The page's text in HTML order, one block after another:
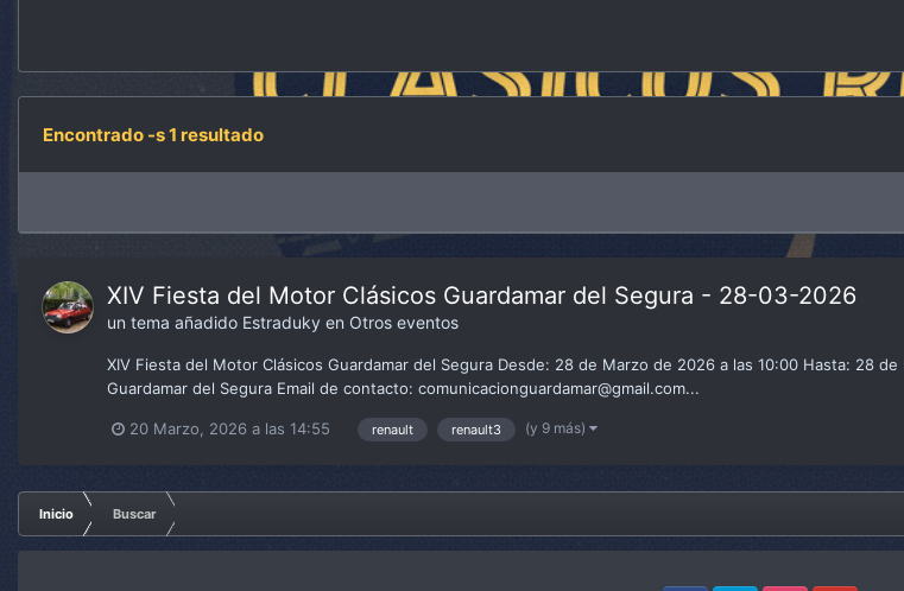
Encontrado -s 1 resultado
XIV Fiesta del Motor Clásicos Guardamar del Segura - 28-03-2026
un tema añadido Estraduky en Otros eventos
XIV Fiesta del Motor Clásicos Guardamar del Segura Desde: 28 de Marzo de 2026 a las 10:00 Hasta: 28
Guardamar del Segura Email de contacto: comunicacionguardamar@gmail.com...
20 Marzo, 2026 a las 14:55 renault renault3 (y 9 más)
Inicio Buscar